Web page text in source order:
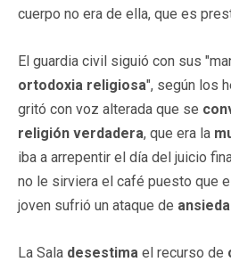
cuerpo no era de ella, que es
El guardia civil siguió con sus
ortodoxia religiosa", según los
gritó con voz alterada que se
religión verdadera, que era la
iba a arrepentir el día del juicio
no le sirviera el café puesto que
joven sufrió un ataque de
La Sala desestima el recurso de